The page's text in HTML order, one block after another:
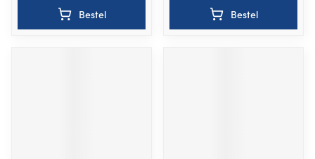
Bestel Bestel